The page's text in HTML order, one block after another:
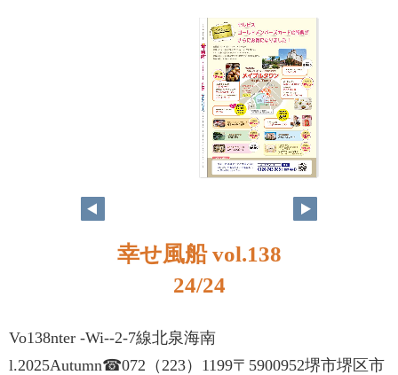
幸せ風船 vol.138
24/24
Vo138nter -Wi--2-7線北泉海南
l.2025Autumn☎072（223）1199〒5900952堺市堺区市